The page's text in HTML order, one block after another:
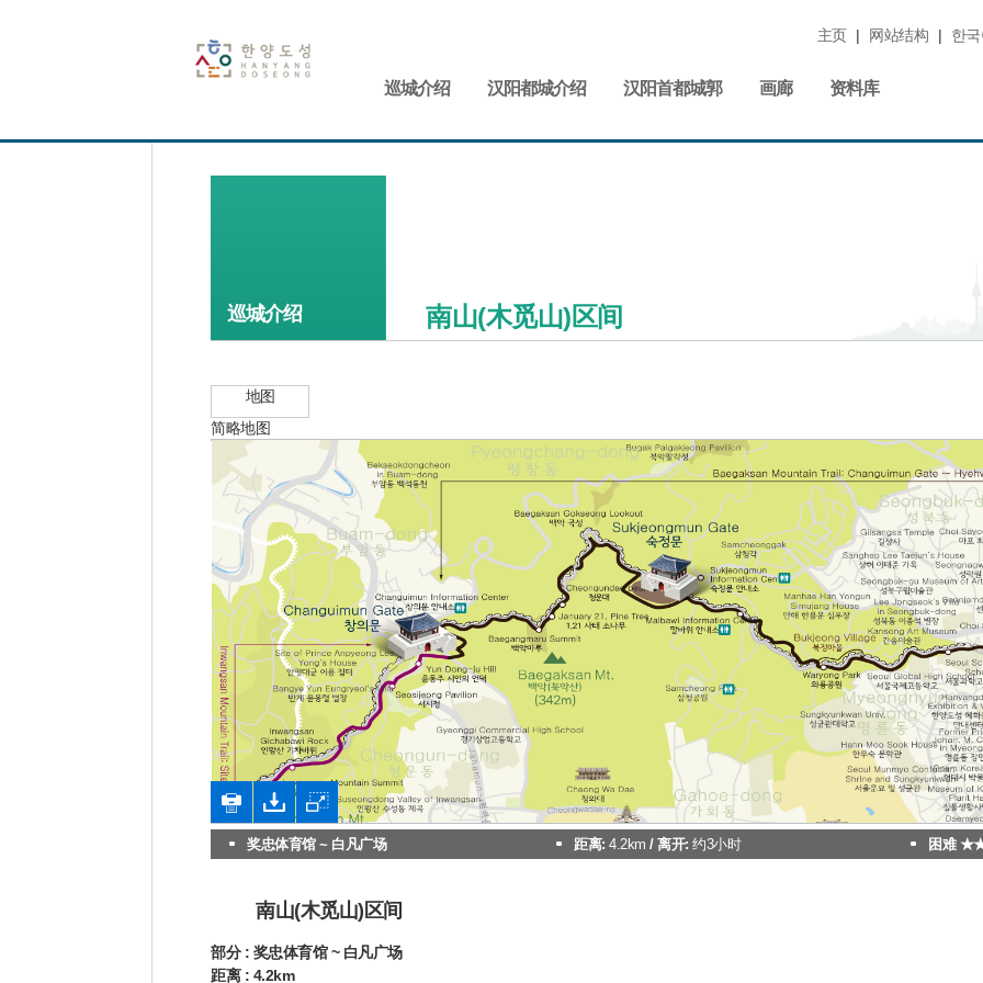
主页 | 网站结构 | 한
巡城介绍 汉阳都城介绍 汉阳首都城郭 画廊 资料库
巡城介绍 南山(木觅山)区间
地图
简略地图
奖忠体育馆 ~ 白凡广场 距离: 4.2km / 离开: 约3小时 困难
南山(木觅山)区间
部分 : 奖忠体育馆 ~ 白凡广场
距离 : 4.2km